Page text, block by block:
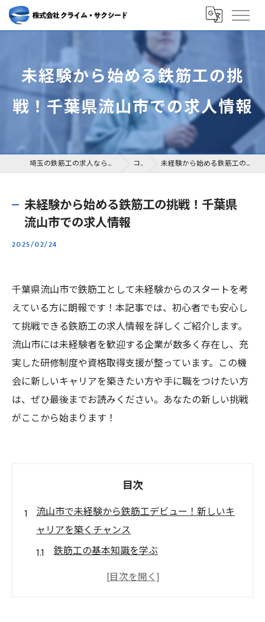
未経験から始める鉄筋工の挑
戦！千葉県流山市での求人情報
埼玉の鉄筋工の求人なら株式会社クライム・サクシード コラム 未経験から始める鉄筋工の挑戦！千葉県流山市での求人情報
未経験から始める鉄筋工の挑戦！千葉県
流山市での求人情報
2025/02/24
千葉県流山市で鉄筋工として未経験からのスタートを考
えている方に朗報です！本記事では、初心者でも安心し
て挑戦できる鉄筋工の求人情報を詳しくご紹介します。
流山市には未経験者を歓迎する企業が数多く存在し、充
実した研修制度や資格取得支援が整っています。この機
会に新しいキャリアを築きたい方や手に職をつけたい方
は、ぜひ最後までお読みください。あなたの新しい挑戦
がここから始まります！
目次
流山市で未経験から鉄筋工デビュー！新しいキ
ャリアを築くチャンス
鉄筋工の基本知識を学ぶ
未経験者向け研修プログラムの概要